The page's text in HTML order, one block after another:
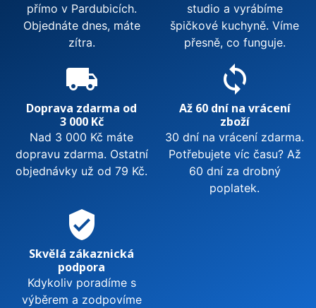
přímo v Pardubicích.
Objednáte dnes, máte
zítra.
studio a vyrábíme
špičkové kuchyně. Víme
přesně, co funguje.
local_shipping
Doprava zdarma od
3 000 Kč
Nad 3 000 Kč máte
dopravu zdarma. Ostatní
objednávky už od 79 Kč.
sync
Až 60 dní na vrácení
zboží
30 dní na vrácení zdarma.
Potřebujete víc času? Až
60 dní za drobný
poplatek.
verified_user
Skvělá zákaznická
podpora
Kdykoliv poradíme s
výběrem a zodpovíme